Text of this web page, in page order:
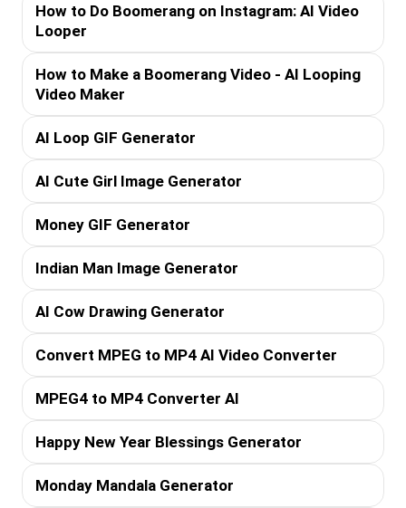
How to Do Boomerang on Instagram: AI Video
Looper
How to Make a Boomerang Video - AI Looping
Video Maker
AI Loop GIF Generator
AI Cute Girl Image Generator
Money GIF Generator
Indian Man Image Generator
AI Cow Drawing Generator
Convert MPEG to MP4 AI Video Converter
MPEG4 to MP4 Converter AI
Happy New Year Blessings Generator
Monday Mandala Generator